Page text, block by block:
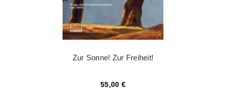
Zur Sonne! Zur Freiheit!
55,00 €